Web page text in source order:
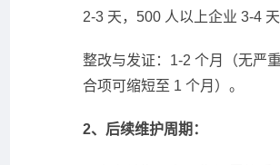
2-3 天，500 人以上企业 3-4 天
整改与发证：1-2 个月（无严
合项可缩短至 1 个月）。
2、后续维护周期：